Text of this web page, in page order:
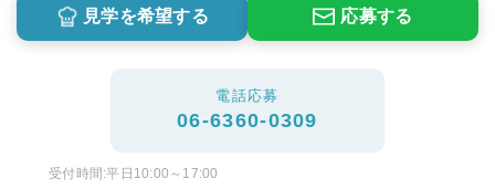
見学を希望する 応募する
電話応募
06-6360-0309
受付時間:平日10:00～17:00